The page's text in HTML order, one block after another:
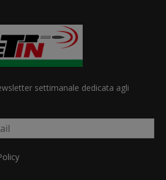
settimanale dedicata agli